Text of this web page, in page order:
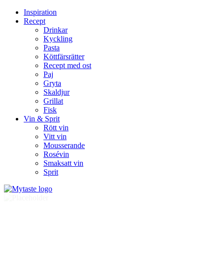
Inspiration
Recept
Drinkar
Kyckling
Pasta
Köttfärsrätter
Recept med ost
Paj
Gryta
Skaldjur
Grillat
Fisk
Vin & Sprit
Rött vin
Vitt vin
Mousserande
Rosévin
Smaksatt vin
Sprit